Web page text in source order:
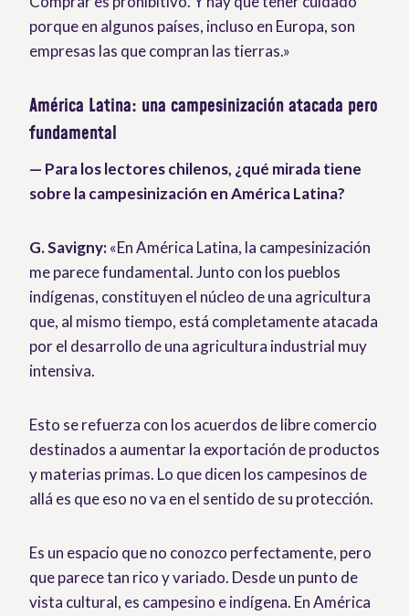
porque en algunos países, incluso en Europa, son
empresas las que compran las tierras.»
América Latina: una campesinización atacada pero
fundamental
— Para los lectores chilenos, ¿qué mirada tiene
sobre la campesinización en América Latina?
G. Savigny:«En América Latina, la campesinización
me parece fundamental. Junto con los pueblos
indígenas, constituyen el núcleo de una agricultura
que, al mismo tiempo, está completamente atacada
por el desarrollo de una agricultura industrial muy
intensiva.
Esto se refuerza con los acuerdos de libre comercio
destinados a aumentar la exportación de productos
y materias primas. Lo que dicen los campesinos de
allá es que eso no va en el sentido de su protección.
Es un espacio que no conozco perfectamente, pero
que parece tan rico y variado. Desde un punto de
vista cultural, es campesino e indígena. En América